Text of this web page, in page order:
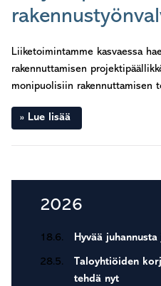
Liiketoimintamme kasvaessa
rakennuttamisen
monipuolisiin rakennuttamisen
Lue lisää
Ensisijainen
sivupalkki
2026
18.6. Hyvää
28.5.
Taloyhtiöiden
tehdä nyt